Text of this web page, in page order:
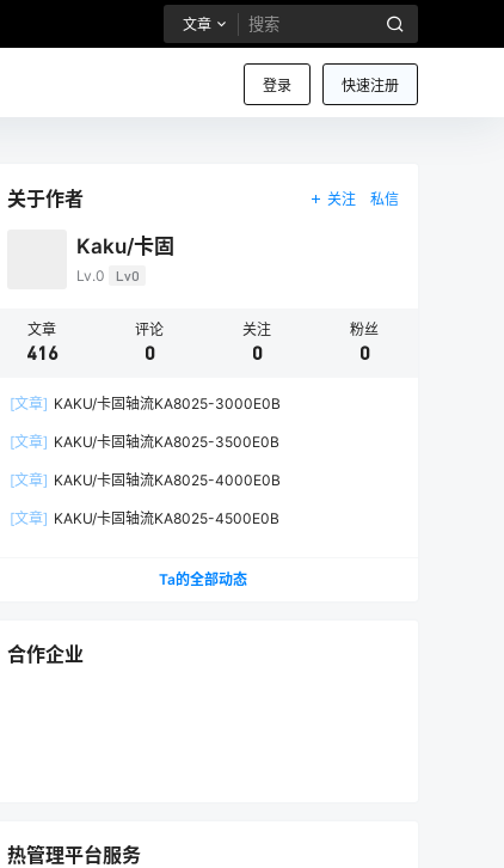
文章
登录 快速注册
关于作者 关注 私信
Kaku/卡固
Lv.0 Lv0
文章
416
评论
0
关注
0
粉丝
0
[文章] KAKU/卡固轴流KA8025-3000E0B
[文章] KAKU/卡固轴流KA8025-3500E0B
[文章] KAKU/卡固轴流KA8025-4000E0B
[文章] KAKU/卡固轴流KA8025-4500E0B
Ta的全部动态
合作企业
热管理平台服务